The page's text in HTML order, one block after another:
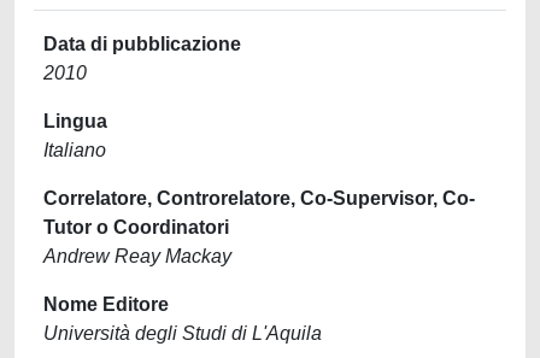
Data di pubblicazione
2010
Lingua
Italiano
Correlatore, Controrelatore, Co-Supervisor, Co-
Tutor o Coordinatori
Andrew Reay Mackay
Nome Editore
Università degli Studi di L'Aquila